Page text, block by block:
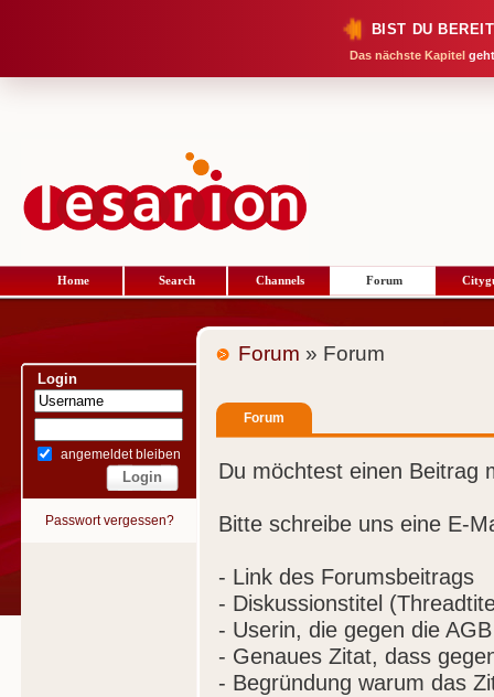
BIST DU
Das nächste Kapitel
Home Search Channels Forum
Login
angemeldet bleiben
Passwort vergessen?
Forum » Forum
Forum
Du möchtest einen Beitrag
Bitte schreibe uns eine E-
- Link des Forumsbeitrags
- Diskussionstitel
- Userin, die gegen die
- Genaues Zitat, dass
- Begründung warum das